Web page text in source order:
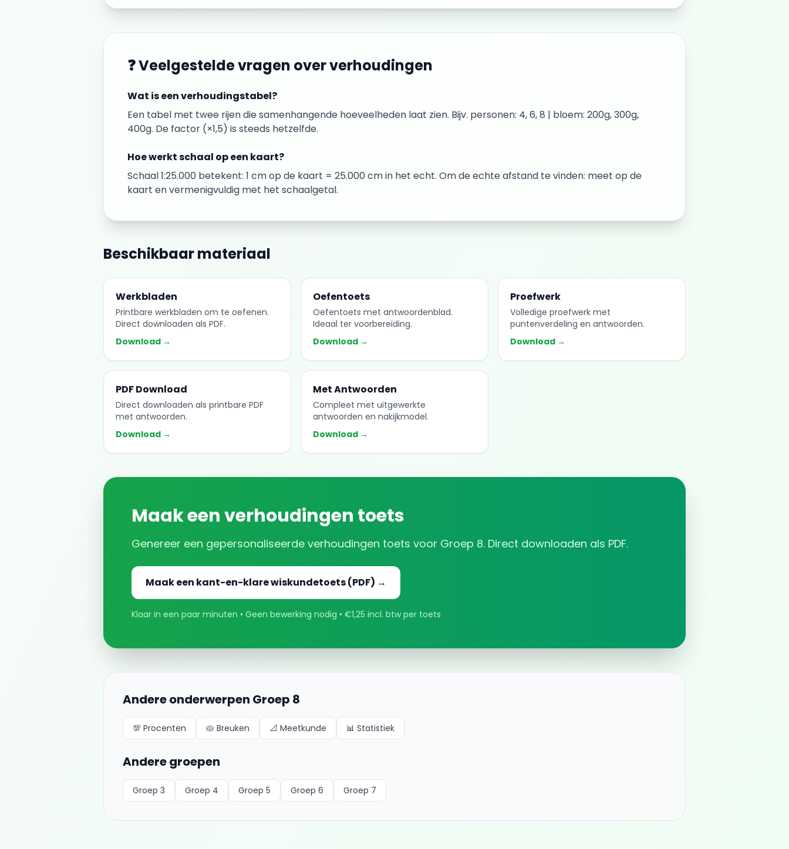
❓ Veelgestelde vragen oververhoudingen
Wat is een verhoudingstabel?
Een tabel met twee rijen die samenhangende hoeveelheden laat zien. Bijv. personen: 4, 6, 8 | bloem: 200g, 300g,
400g. De factor (×1,5) is steeds hetzelfde.
Hoe werkt schaal op een kaart?
Schaal 1:25.000 betekent: 1 cm op de kaart = 25.000 cm in het echt. Om de echte afstand te vinden: meet op de
kaart en vermenigvuldig met het schaalgetal.
Beschikbaar materiaal
Werkbladen
Printbare werkbladen om te oefenen.
Direct downloaden als PDF.
Download →
Oefentoets
Oefentoets met antwoordenblad.
Ideaal ter voorbereiding.
Download →
Proefwerk
Volledige proefwerk met
puntenverdeling en antwoorden.
Download →
PDF Download
Direct downloaden als printbare PDF
met antwoorden.
Download →
Met Antwoorden
Compleet met uitgewerkte
antwoorden en nakijkmodel.
Download →
Maak eenverhoudingen toets
Genereer een gepersonaliseerde verhoudingen toets voor Groep 8. Direct downloaden als PDF.
Maak een kant-en-klare wiskundetoets (PDF) →
Klaar in een paar minuten • Geen bewerking nodig • €1,25 incl. btw per toets
Andere onderwerpen Groep 8
💯 Procenten 🥧 Breuken 📐 Meetkunde 📊 Statistiek
Andere groepen
Groep 3 Groep 4 Groep 5 Groep 6 Groep 7